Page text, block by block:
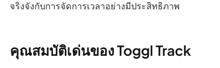
จริงจังกับการจัดการเวลาอย่างมีประสิทธิภาพ
คุณสมบัติเด่นของ Toggl Track